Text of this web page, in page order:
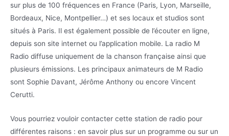
sur plus de 100 fréquences en France (Paris, Lyon, Marseille,
Bordeaux, Nice, Montpellier…) et ses locaux et studios sont
situés à Paris. Il est également possible de l’écouter en ligne,
depuis son site internet ou l’application mobile. La radio M
Radio diffuse uniquement de la chanson française ainsi que
plusieurs émissions. Les principaux animateurs de M Radio
sont Sophie Davant, Jérôme Anthony ou encore Vincent
Cerutti.
Vous pourriez vouloir contacter cette station de radio pour
différentes raisons : en savoir plus sur un programme ou sur un